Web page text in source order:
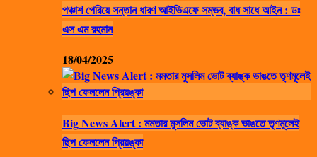
পঞ্চাশ পেরিয়ে সন্তান ধারণ আইভিএফে সম্ভব, বাধ সাধে আইন : ডঃ
এস এম রহমান
18/04/2025
Big News Alert : মমতার মুসলিম ভোট ব্যাঙ্ক ভাঙতে তৃণমূলেই
ছিপ ফেললেন প্রিয়ঙ্কা